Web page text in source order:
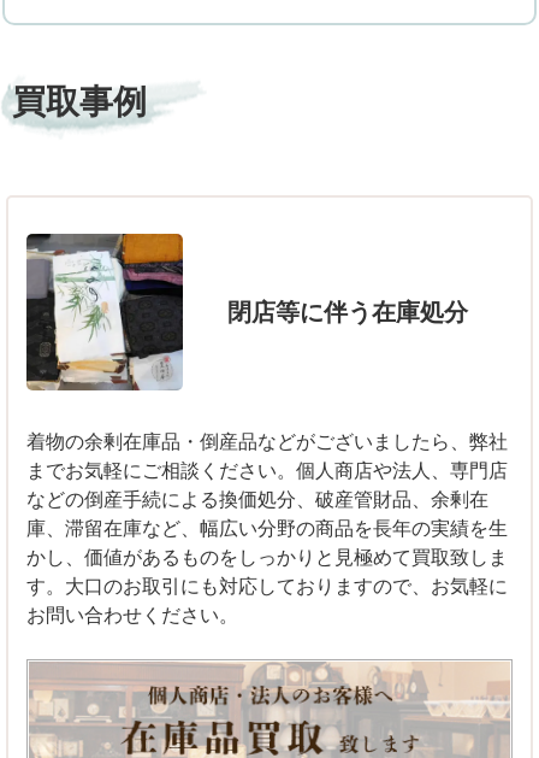
買取事例
閉店等に伴う在庫処分
着物の余剰在庫品・倒産品などがございましたら、弊社
までお気軽にご相談ください。個人商店や法人、専門店
などの倒産手続による換価処分、破産管財品、余剰在
庫、滞留在庫など、幅広い分野の商品を長年の実績を生
かし、価値があるものをしっかりと見極めて買取致しま
す。大口のお取引にも対応しておりますので、お気軽に
お問い合わせください。